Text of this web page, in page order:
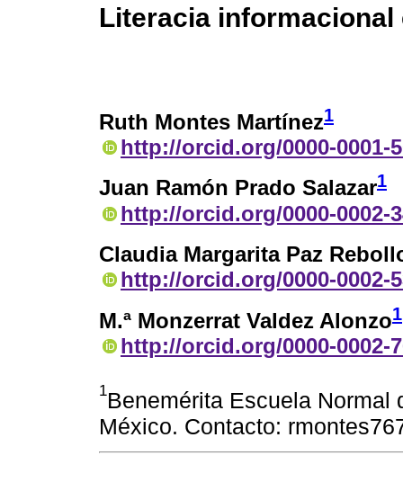
Literacia
Ruth Montes Martínez1
http://orcid.org/0000-0001-
Juan Ramón Prado Salazar1
http://orcid.org/0000-0002-
Claudia Margarita Paz
http://orcid.org/0000-0002-
M.ª Monzerrat Valdez Alonzo1
http://orcid.org/0000-0002-
1Benemérita Escuela
México. Contacto: